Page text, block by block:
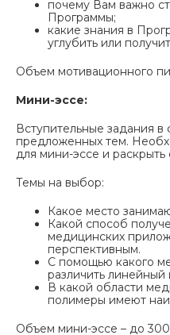
почему Вам важно
Программы;
какие знания в
углубить или
Объем мотивационного
Мини-эссе:
Вступительные задания
предложенных тем.
для мини-эссе и
Темы на выбор:
Какое место
Какой способ
медицинских
перспективным.
С помощью какого
различить
В какой области
полимеры имеют
Объем мини-эссе – до